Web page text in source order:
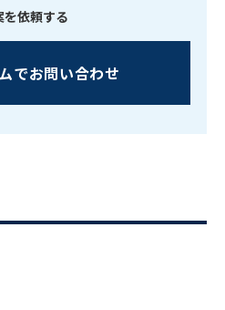
依頼する
でお問い合わせ